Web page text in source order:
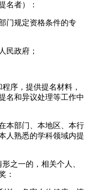
名者）：
门规定资格条件的专
民政府；
序，提供提名材料，
名和异议处理等工作中
本部门、本地区、本行
人熟悉的学科领域内提
之一的，相关个人、
：